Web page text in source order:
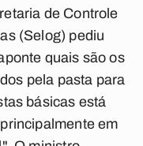
de Controle
(Selog) pediu
quais são os
pela pasta para
básicas está
em